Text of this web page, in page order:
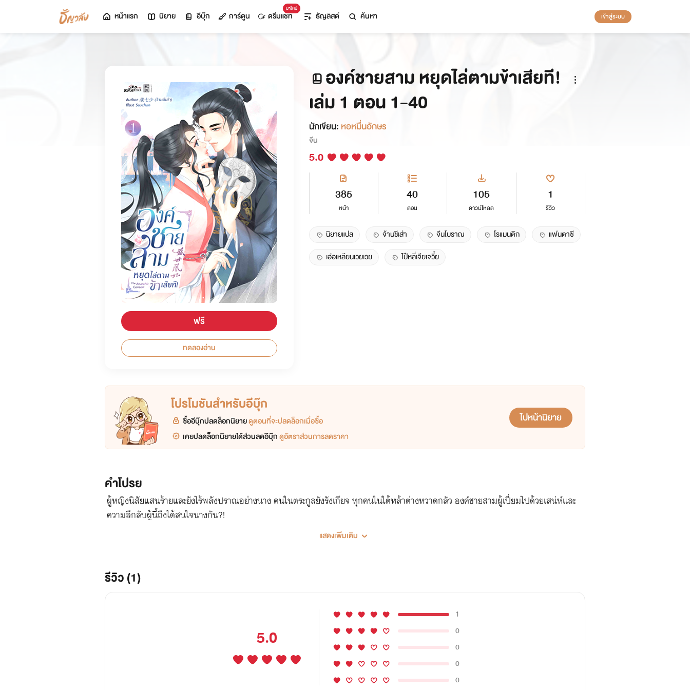
หน้าแรก นิยาย อีบุ๊ก การ์ตูน
มาใหม่
ดรีมแชท ธัญลิสต์ ค้นหา เข้าสู่ระบบ
ฟรี
ทดลองอ่าน
องค์ชายสาม หยุดไล่ตามข้าเสียที!
เล่ม 1 ตอน 1-40
นักเขียน: หอหมื่นอักษร
จีน
5.0
385
หน้า
40
ตอน
105
ดาวน์โหลด
1
รีวิว
นิยายแปล จ้านชีเส่า จีนโบราณ โรแมนติก
แฟนตาซี
เฮ่อเหลียนเวยเวย
ไป๋หลี่เจียเจวี๋ย
โปรโมชันสำหรับอีบุ๊ก
ซื้ออีบุ๊กปลดล็อกนิยายดูตอนที่จะปลดล็อกเมื่อซื้อ
เคยปลดล็อกนิยายได้ส่วนลดอีบุ๊กดูอัตราส่วนการลดราคา
ไปหน้านิยาย
คำโปรย
ผู้หญิงนิสัยแสนร้ายและยังไร้พลังปราณอย่างนาง คนในตระกูลยังรังเกียจ ทุกคนในใต้หล้าต่างหวาดกลัว องค์ชายสามผู้เปี่ยมไปด้วยเสน่ห์และ
ความลึกลับผู้นี้ถึงได้สนใจนางกัน?!
แสดงเพิ่มเติม
รีวิว (1)
5.0
1
0
0
0
0